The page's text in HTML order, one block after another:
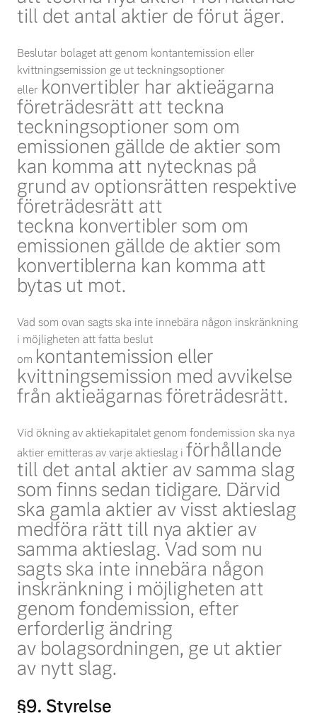
till det antal aktier de förut äger.
Beslutar bolaget att genom kontantemission eller
kvittningsemission ge ut teckningsoptioner
eller konvertibler har aktieägarna
företrädesrätt att teckna
teckningsoptioner som om
emissionen gällde de aktier som
kan komma att nytecknas på
grund av optionsrätten respektive
företrädesrätt att
teckna konvertibler som om
emissionen gällde de aktier som
konvertiblerna kan komma att
bytas ut mot.
Vad som ovan sagts ska inte innebära någon inskränkning
i möjligheten att fatta beslut
om kontantemission eller
kvittningsemission med avvikelse
från aktieägarnas företrädesrätt.
Vid ökning av aktiekapitalet genom fondemission ska nya
aktier emitteras av varje aktieslag i förhållande
till det antal aktier av samma slag
som finns sedan tidigare. Därvid
ska gamla aktier avvisst aktieslag
medföra rätt till nya aktier av
samma aktieslag. Vad som nu
sagts ska inte innebära någon
inskränkning i möjligheten att
genom fondemission, efter
erforderlig ändring
av bolagsordningen, ge ut aktier
av nytt slag.
§9. Styrelse